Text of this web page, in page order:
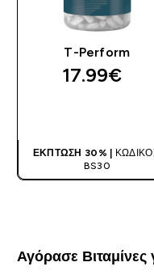
T-Perform
17.99€‎
ΈΚΠΤΩΣΗ 30% |
BS30
Αγόρασε